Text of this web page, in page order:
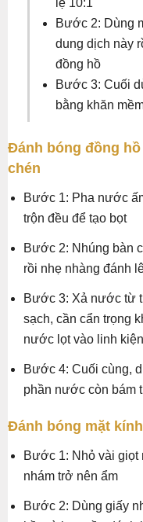
lệ 10:1
Bước 2: Dùng
dung dịch này
đồng hồ
Bước 3: Cuối
bằng khăn
Đánh bóng đồng
chén
Bước 1: Pha nước
trộn đều để tạo bọt
Bước 2: Nhúng bàn
rồi nhẹ nhàng đánh
Bước 3: Xả nước từ
sạch, cần cẩn trọng
nước lọt vào linh
Bước 4: Cuối cùng,
phần nước còn bám
Đánh bóng mặt
Bước 1: Nhỏ vài
nhám trở nên ẩm
Bước 2: Dùng giấy